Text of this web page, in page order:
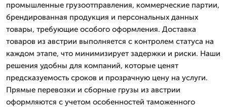
промышленные грузоотправления, коммерческие партии,
брендированная продукция и персональных данных
товары, требующие особого оформления. Доставка
товаров из австрии выполняется с контролем статуса на
каждом этапе, что минимизирует задержки и риски. Наши
решения удобны для компаний, которые ценят
предсказуемость сроков и прозрачную цену на услуги.
Прямые перевозки и сборные грузы из австрии
оформляются с учетом особенностей таможенного